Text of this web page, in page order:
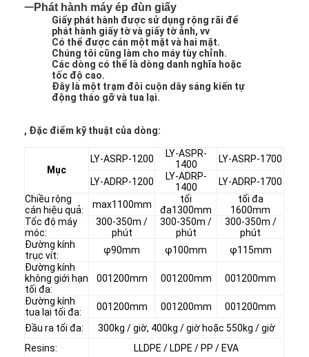
一Phát hành máy ép đùn giấy
Giấy phát hành được sử dụng rộng rãi để
phát hành giấy tờ và giấy tờ ảnh, vv
Có thể được cán một mặt và hai mặt.
Chúng tôi cũng làm cho máy tùy chỉnh.
Các dòng có thể là dòng danh nghĩa hoặc
tốc độ cao.
Đây là một trạm đôi cuộn dây sáng kiến ​​tự
động tháo gỡ và tua lại.
, Đặc điểm kỹ thuật của dòng:
Mục
LY-ASRP-1200
LY-ASPR-
1400
LY-ASRP-1700
LY-ADRP-1200
LY-ADRP-
1400
LY-ADRP-1700
Chiều rộng
cán hiệu quả:
max1100mm
tối
đa1300mm
tối đa
1600mm
Tốc độ máy
móc:
300-350m /
phút
300-350m /
phút
300-350m /
phút
Đường kính
trục vít:
φ90mm φ100mm
φ115mm
Đường kính
không giới hạn
tối đa:
001200mm 001200mm 001200mm
Đường kính
tua lại tối đa:
001200mm 001200mm
001200mm
Đầu ra tối đa:
300kg / giờ, 400kg / giờ hoặc 550kg / giờ
Resins:
LLDPE / LDPE / PP / EVA